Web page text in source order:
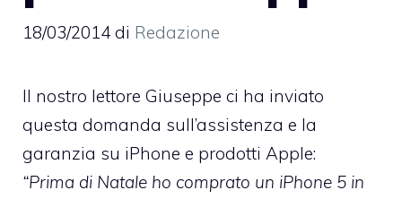
18/03/2014 di Redazione
Il nostro lettore Giuseppe ci ha inviato
questa domanda sull’assistenza e la
garanzia su iPhone e prodotti Apple:
“Prima di Natale ho comprato un iPhone 5 in